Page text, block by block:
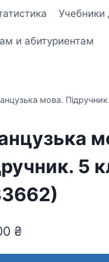
Учебники
и абитуриентам
мова.
5
₴